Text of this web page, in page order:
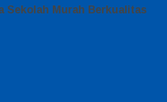
Sekolah Murah Berkualitas